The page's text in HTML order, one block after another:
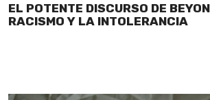
EL POTENTE DISCURSO DE
RACISMO Y LA INTOLERANCIA